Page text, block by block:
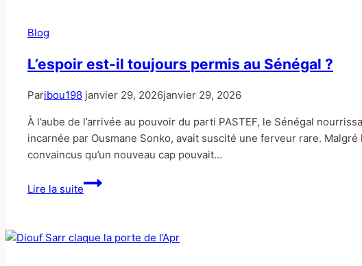
Blog
L’espoir est-il toujours permis au Sénégal ?
Paribou198 janvier 29, 2026janvier 29, 2026
À l’aube de l’arrivée au pouvoir du parti PASTEF, le Sénégal
incarnée par Ousmane Sonko, avait suscité une ferveur rare.
convaincus qu’un nouveau cap pouvait…
Lire la suite